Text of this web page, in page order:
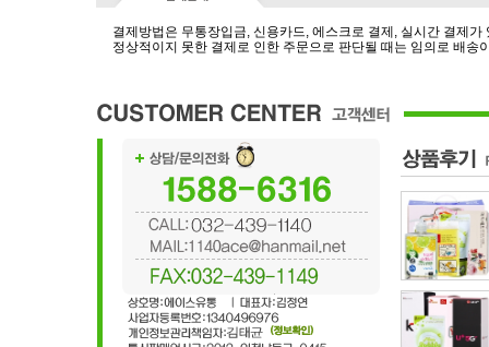
결제방법은 무통장입금, 신용카드, 에스크로 결제, 실시간 결제가
정상적이지 못한 결제로 인한 주문으로 판단될 때는 임의로 배송